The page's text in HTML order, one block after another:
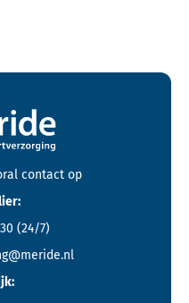
Meride
contact op
(24/7)